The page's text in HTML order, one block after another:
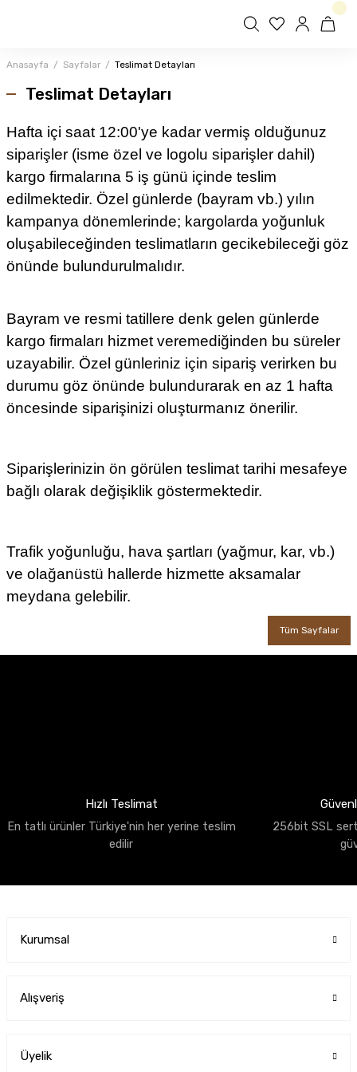
Anasayfa Sayfalar Teslimat Detayları
Teslimat Detayları
Hafta içi saat 12:00'ye kadar vermiş olduğunuz
siparişler (isme özel ve logolu siparişler dahil)
kargo firmalarına 5 iş günü içinde teslim
edilmektedir. Özel günlerde (bayram vb.) yılın
kampanya dönemlerinde; kargolarda yoğunluk
oluşabileceğinden teslimatların gecikebileceği göz
önünde bulundurulmalıdır.
Bayram ve resmi tatillere denk gelen günlerde
kargo firmaları hizmet veremediğinden bu süreler
uzayabilir. Özel günleriniz için sipariş verirken bu
durumu göz önünde bulundurarak en az 1 hafta
öncesinde siparişinizi oluşturmanız önerilir.
Siparişlerinizin ön görülen teslimat tarihi mesafeye
bağlı olarak değişiklik göstermektedir.
Trafik yoğunluğu, hava şartları (yağmur, kar, vb.)
ve olağanüstü hallerde hizmette aksamalar
meydana gelebilir.
Tüm Sayfalar
Hızlı Teslimat
En tatlı ürünler Türkiye'nin her yerine teslim
edilir
256bit SSL
Kurumsal
Alışveriş
Üyelik